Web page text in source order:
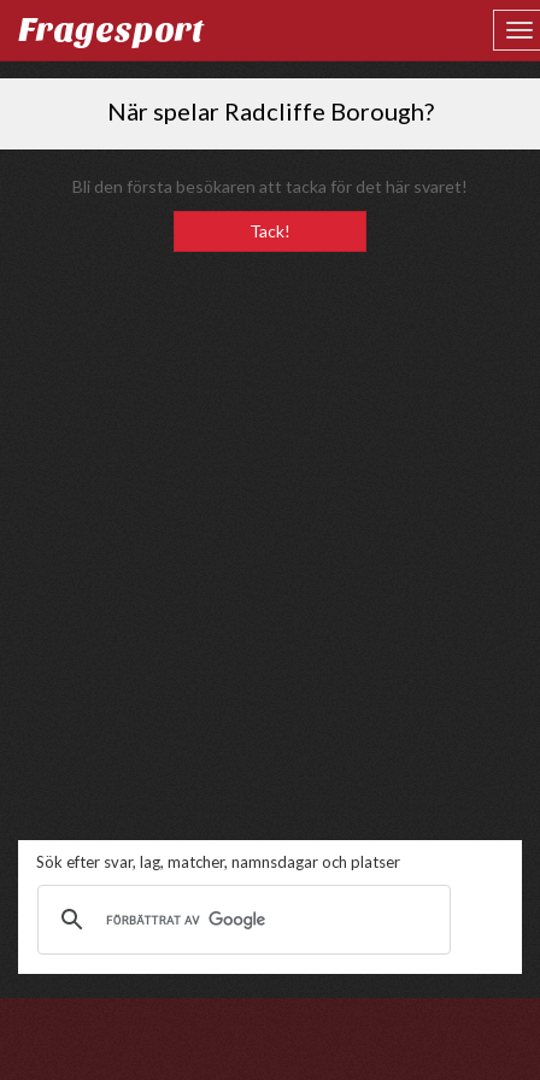
Fragesport
När spelar Radcliffe Borough?
Bli den första besökaren att tacka för det här svaret!
Tack!
Sök efter svar, lag, matcher, namnsdagar och platser